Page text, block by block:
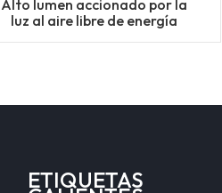
Alto lumen accionado por la
luz al aire libre de energía
ETIQUETAS